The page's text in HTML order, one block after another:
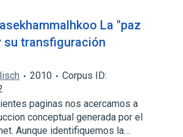
La "paz
su transfiguración
2010
Corpus ID:
paginas nos acercamos a
conceptual generada por el
Aunque identifiquemos la…